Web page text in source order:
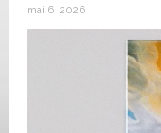
mai 6, 2026